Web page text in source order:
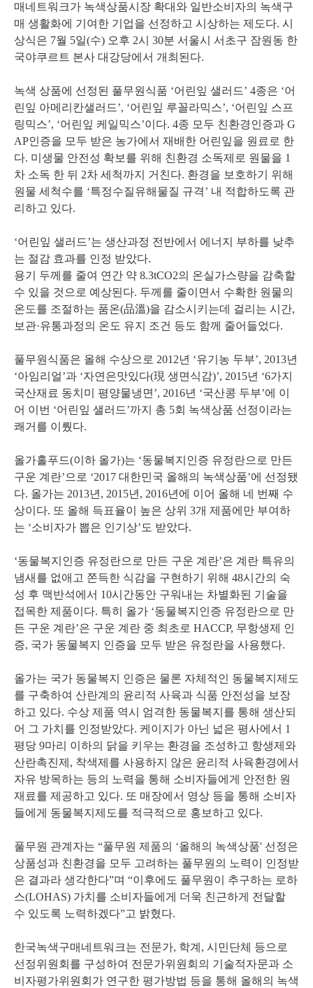
매네트워크가 녹색상품시장 확대와 일반소비자의 녹색구
매 생활화에 기여한 기업을 선정하고 시상하는 제도다. 시
상식은 7월 5일(수) 오후 2시 30분 서울시 서초구 잠원동 한
국야쿠르트 본사 대강당에서 개최된다.
녹색 상품에 선정된 풀무원식품 ‘어린잎 샐러드’ 4종은 ‘어
린잎 아메리칸샐러드’, ‘어린잎 루꼴라믹스’, ‘어린잎 스프
링믹스’, ‘어린잎 케일믹스’이다. 4종 모두 친환경인증과 G
AP인증을 모두 받은 농가에서 재배한 어린잎을 원료로 한
다. 미생물 안전성 확보를 위해 친환경 소독제로 원물을 1
차 소독 한 뒤 2차 세척까지 거친다. 환경을 보호하기 위해
원물 세척수를 ‘특정수질유해물질 규격’ 내 적합하도록 관
리하고 있다.
‘어린잎 샐러드’는 생산과정 전반에서 에너지 부하를 낮추
는 절감 효과를 인정 받았다.
용기 두께를 줄여 연간 약 8.3tCO2의 온실가스량을 감축할
수 있을 것으로 예상된다. 두께를 줄이면서 수확한 원물의
온도를 조절하는 품온(品溫)을 감소시키는데 걸리는 시간,
보관·유통과정의 온도 유지 조건 등도 함께 줄어들었다.
풀무원식품은 올해 수상으로 2012년 ‘유기농 두부’, 2013년
‘아임리얼’과 ‘자연은맛있다(現 생면식감)’, 2015년 ‘6가지
국산재료 동치미 평양물냉면’, 2016년 ‘국산콩 두부’에 이
어 이번 ‘어린잎 샐러드’까지 총 5회 녹색상품 선정이라는
쾌거를 이뤘다.
올가홀푸드(이하 올가)는 ‘동물복지인증 유정란으로 만든
구운 계란’으로 ‘2017 대한민국 올해의 녹색상품’에 선정됐
다. 올가는 2013년, 2015년, 2016년에 이어 올해 네 번째 수
상이다. 또 올해 득표율이 높은 상위 3개 제품에만 부여하
는 ‘소비자가 뽑은 인기상’도 받았다.
‘동물복지인증 유정란으로 만든 구운 계란’은 계란 특유의
냄새를 없애고 쫀득한 식감을 구현하기 위해 48시간의 숙
성 후 맥반석에서 10시간동안 구워내는 차별화된 기술을
접목한 제품이다. 특히 올가 ‘동물복지인증 유정란으로 만
든 구운 계란’은 구운 계란 중 최초로 HACCP, 무항생제 인
증, 국가 동물복지 인증을 모두 받은 유정란을 사용했다.
올가는 국가 동물복지 인증은 물론 자체적인 동물복지제도
를 구축하여 산란계의 윤리적 사육과 식품 안전성을 보장
하고 있다. 수상 제품 역시 엄격한 동물복지를 통해 생산되
어 그 가치를 인정받았다. 케이지가 아닌 넓은 평사에서 1
평당 9마리 이하의 닭을 키우는 환경을 조성하고 항생제와
산란촉진제, 착색제를 사용하지 않은 윤리적 사육환경에서
자유 방목하는 등의 노력을 통해 소비자들에게 안전한 원
재료를 제공하고 있다. 또 매장에서 영상 등을 통해 소비자
들에게 동물복지제도를 적극적으로 홍보하고 있다.
풀무원 관계자는 “풀무원 제품의 ‘올해의 녹색상품' 선정은
상품성과 친환경을 모두 고려하는 풀무원의 노력이 인정받
은 결과라 생각한다”며 “이후에도 풀무원이 추구하는 로하
스(LOHAS) 가치를 소비자들에게 더욱 친근하게 전달할
수 있도록 노력하겠다”고 밝혔다.
한국녹색구매네트워크는 전문가, 학계, 시민단체 등으로
선정위원회를 구성하여 전문가위원회의 기술적자문과 소
비자평가위원회가 연구한 평가방법 등을 통해 올해의 녹색